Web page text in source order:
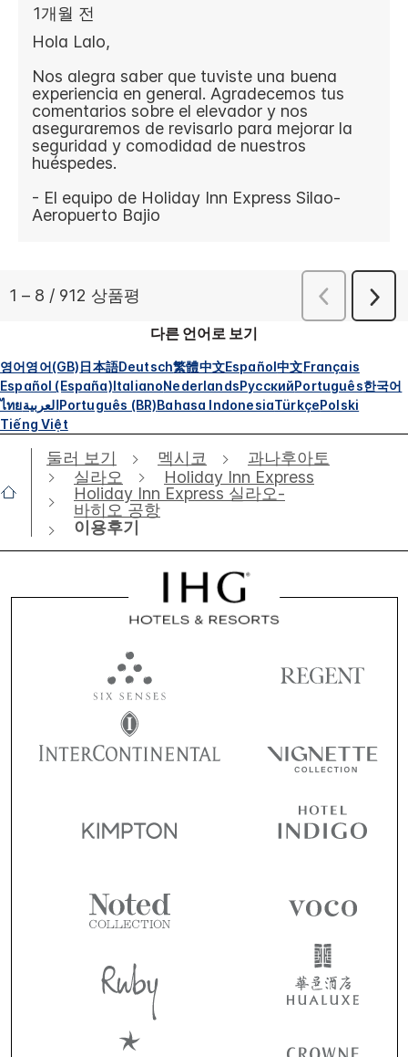
다른 언어로 보기
영어영어(GB)日本語Deutsch繁體中文Español中文Français
Español (España)ItalianoNederlandsРусскийPortuguês한국어
ไทยالعربيةPortuguês (BR)Bahasa IndonesiaTürkçePolski
Tiếng Việt
둘러 보기 멕시코
과나후아토
실라오
Holiday Inn Express
Holiday Inn Express 실라오-
바히오 공항
이용후기